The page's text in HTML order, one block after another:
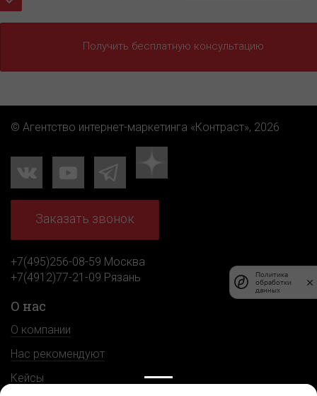
© Агентство интернет-маркетинга «Контраст», 2026
Заказать звонок
+7(495)256-08-59 Москва
+7(4912)77-21-09 Рязань
О нас
О компании
Нас рекомендуют
Кейсы
Политика
обработки
данных